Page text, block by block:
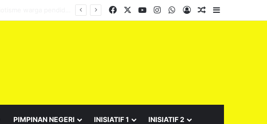
Facebook YouTubeInstagramWhatsApp
Log InRandom Article
PIMPINAN NEGERI INISIATIF 1 INISIATIF 2